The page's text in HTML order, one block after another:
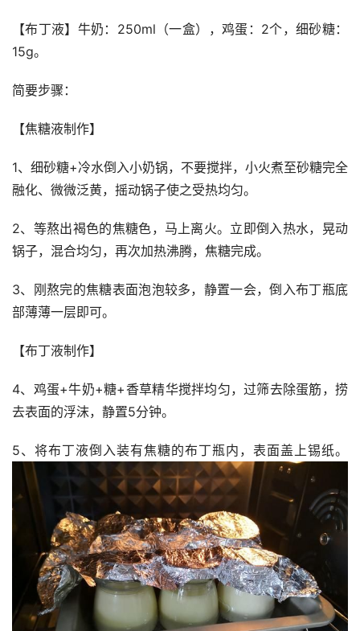
【布丁液】牛奶：250ml（一盒），鸡蛋：2个，细砂糖：
15g。
简要步骤：
【焦糖液制作】
1、细砂糖+冷水倒入小奶锅，不要搅拌，小火煮至砂糖完全
融化、微微泛黄，摇动锅子使之受热均匀。
2、等熬出褐色的焦糖色，马上离火。立即倒入热水，晃动
锅子，混合均匀，再次加热沸腾，焦糖完成。
3、刚熬完的焦糖表面泡泡较多，静置一会，倒入布丁瓶底
部薄薄一层即可。
【布丁液制作】
4、鸡蛋+牛奶+糖+香草精华搅拌均匀，过筛去除蛋筋，捞
去表面的浮沫，静置5分钟。
5、将布丁液倒入装有焦糖的布丁瓶内，表面盖上锡纸。